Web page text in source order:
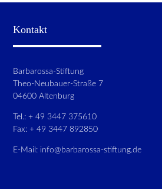
Kontakt
Barbarossa-Stiftung
Theo-Neubauer-Straße 7
04600 Altenburg
Tel.: + 49 3447 375610
Fax: + 49 3447 892850
E-Mail: info@barbarossa-stiftung.de